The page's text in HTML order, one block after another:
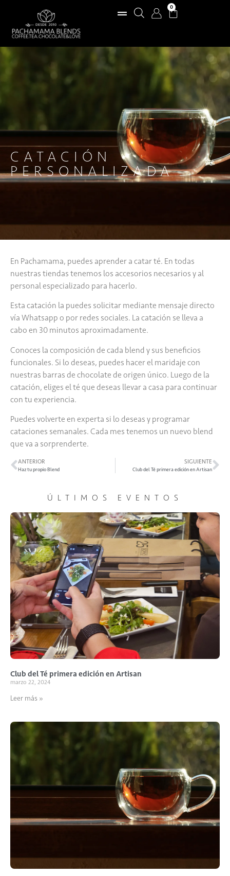
0
CATACIÓN
PERSONALIZADA
En Pachamama, puedes aprender a catar té. En todas
nuestras tiendas tenemos los accesorios necesarios y al
personal especializado para hacerlo.
Esta catación la puedes solicitar mediante mensaje directo
vía Whatsapp o por redes sociales. La catación se lleva a
cabo en 30 minutos aproximadamente.
Conoces la composición de cada blend y sus beneficios
funcionales. Si lo deseas, puedes hacer el maridaje con
nuestras barras de chocolate de origen único. Luego de la
catación, eliges el té que deseas llevar a casa para continuar
con tu experiencia.
Puedes volverte en experta si lo deseas y programar
cataciones semanales. Cada mes tenemos un nuevo blend
que va a sorprenderte.
ANTERIOR
Haz tu propio Blend
SIGUIENTE
Club del Té primera edición en Artisan
ÚLTIMOS EVENTOS
Club del Té primera edición en Artisan
marzo 22, 2024
Leer más »